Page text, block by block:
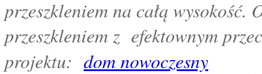
przeszkleniem na całą
przeszkleniem z efektownym
projektu: dom nowoczesny